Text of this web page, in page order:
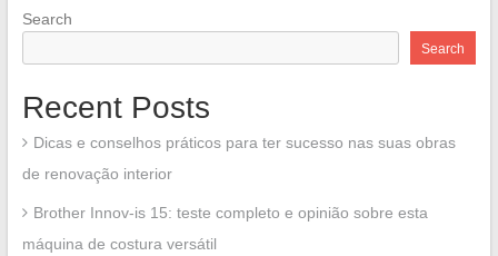
Search
Search
Recent Posts
Dicas e conselhos práticos para ter sucesso nas suas obras
de renovação interior
Brother Innov-is 15: teste completo e opinião sobre esta
máquina de costura versátil